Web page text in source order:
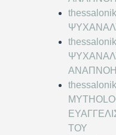
ΤΟΥ